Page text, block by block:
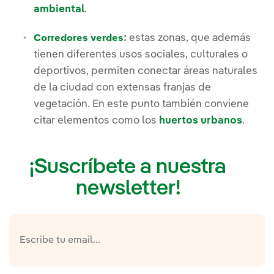
ambiental.
Corredores verdes: estas zonas, que además
tienen diferentes usos sociales, culturales o
deportivos, permiten conectar áreas naturales
de la ciudad con extensas franjas de
vegetación. En este punto también conviene
citar elementos como los huertos urbanos.
¡Suscríbete a nuestra
newsletter!